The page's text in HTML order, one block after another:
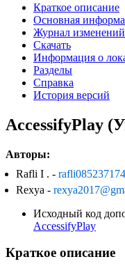
Краткое описание
Основная
Журнал изменений
Скачать
Информация о
Разделы
Справка
История версий
AccessifyPlay
Авторы:
Rafli I . -
Rexya -
Исходный код
AccessifyPlay
Краткое описание